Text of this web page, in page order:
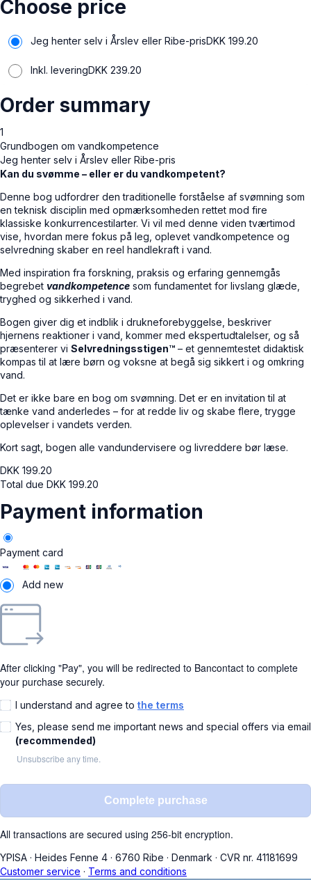
Choose price
Jeg henter selv i Årslev eller Ribe-prisDKK 199.20
Inkl. leveringDKK 239.20
Order summary
1
Grundbogen om vandkompetence
Jeg henter selv i Årslev eller Ribe-pris
Kan du svømme – eller er du vandkompetent?
Denne bog udfordrer den traditionelle forståelse af svømning som
en teknisk disciplin med opmærksomheden rettet mod fire
klassiske konkurrencestilarter. Vi vil med denne viden tværtimod
vise, hvordan mere fokus på leg, oplevet vandkompetence og
selvredning skaber en reel handlekraft i vand.
Med inspiration fra forskning, praksis og erfaring gennemgås
begrebet vandkompetence som fundamentet for livslang glæde,
tryghed og sikkerhed i vand.
Bogen giver dig et indblik i drukneforebyggelse, beskriver
hjernens reaktioner i vand, kommer med ekspertudtalelser, og så
præsenterer vi Selvredningsstigen™ – et gennemtestet didaktisk
kompas til at lære børn og voksne at begå sig sikkert i og omkring
vand.
Det er ikke bare en bog om svømning. Det er en invitation til at
tænke vand anderledes – for at redde liv og skabe flere, trygge
oplevelser i vandets verden.
Kort sagt, bogen alle vandundervisere og livreddere bør læse.
DKK 199.20
Total due DKK 199.20
Payment information
Payment card
Add new
After clicking "Pay", you will be redirected to Bancontact to complete
your purchase securely.
I understand and agree to the terms
Yes, please send me important news and special offers via email
(recommended)
Unsubscribe any time.
Complete purchase
All transactions are secured using 256-bit encryption.
YPISA · Heides Fenne 4 · 6760 Ribe · Denmark · CVR nr. 41181699
Customer service · Terms and conditions